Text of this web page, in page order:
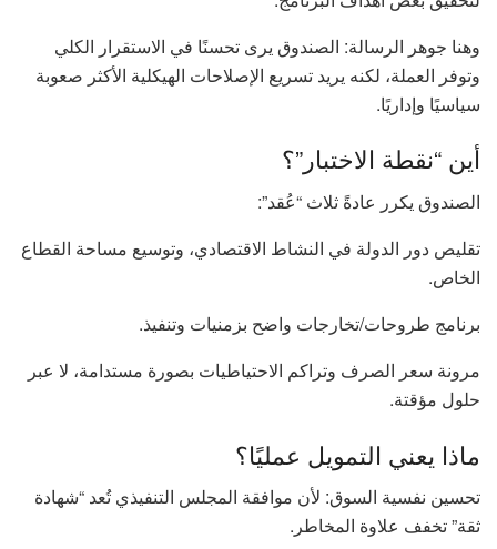
وهنا جوهر الرسالة: الصندوق يرى تحسنًا في الاستقرار الكلي
وتوفر العملة، لكنه يريد تسريع الإصلاحات الهيكلية الأكثر صعوبة
سياسيًا وإداريًا.
أين “نقطة الاختبار”؟
الصندوق يكرر عادةً ثلاث “عُقد”:
تقليص دور الدولة في النشاط الاقتصادي، وتوسيع مساحة القطاع
الخاص.
برنامج طروحات/تخارجات واضح بزمنيات وتنفيذ.
مرونة سعر الصرف وتراكم الاحتياطيات بصورة مستدامة، لا عبر
حلول مؤقتة.
ماذا يعني التمويل عمليًا؟
تحسين نفسية السوق: لأن موافقة المجلس التنفيذي تُعد “شهادة
ثقة” تخفف علاوة المخاطر.